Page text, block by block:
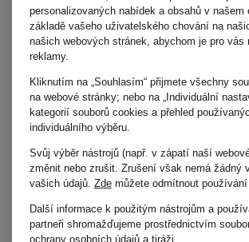
CASA
ARAKII
arche
personalizovaných nabídek a obsahů v
základě vašeho uživatelského chování na
našich webových stránek, abychom je pro
reklamy.
Kliknutím na „Souhlasím“ přijmete všechny
na webové stránky; nebo na „Individuální
kategorií souborů cookies a přehled
individuálního výběru.
Svůj výběr nástrojů (např. v zápatí naší
změnit nebo zrušit. Zrušení však nemá žádný
vašich údajů. Zdemůžete odmítnout používání
Další informace k použitým nástrojům a
partneři shromažďujeme prostřednictvím
ochrany osobníchúdajů a tiráži.